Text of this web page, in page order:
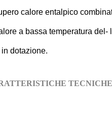
calore entalpico
a bassa temperatura
dotazione.
TECNICHE